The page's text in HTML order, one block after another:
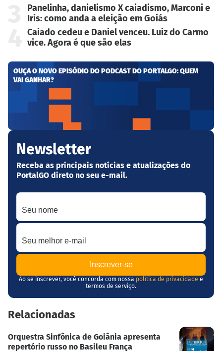
Panelinha, danielismo X caiadismo, Marconi e
Iris: como anda a eleição em Goiás
Caiado cedeu e Daniel venceu. Luiz do Carmo
vice. Agora é que são elas
OUÇA O NOVO EPISÓDIO DO PODCAST DO PORTALGO: QUEM
VAI GANHAR?
Newsletter
Receba as principais notícias e atualizações do
PortalGO direto no seu e-mail.
Seu nome
Seu melhor e-mail
Ao se inscrever, você concorda com nossa política de privacidade e
termos de serviço.
Relacionadas
Orquestra Sinfônica de Goiânia apresenta
repertório russo no Basileu França